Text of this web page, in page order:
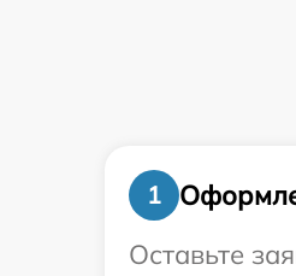
1
Оставьте